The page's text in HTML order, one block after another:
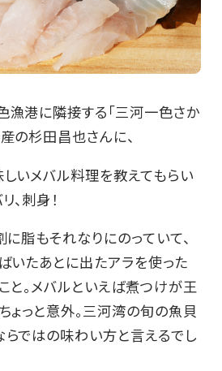
港に隣接する「三河一色さか
の杉田昌也さんに、
いメバル料理を教えてもらい
、刺身！
に脂もそれなりにのっていて、
いたあとに出たアラを使った
と。メバルといえば煮つけが王
ょっと意外。三河湾の旬の魚貝
ではの味わい方と言えるでし